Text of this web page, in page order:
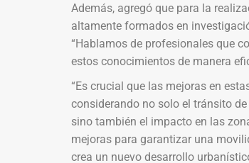
Además, agregó que para la
altamente formados en
“Hablamos de profesionales que
estos conocimientos de manera
“Es crucial que las mejoras en
considerando no solo el tránsito
sino también el impacto en las
mejoras para garantizar una
crea un nuevo desarrollo